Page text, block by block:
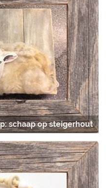
schaap op steigerhout